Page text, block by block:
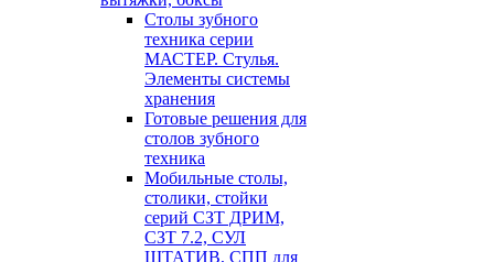
Столы зубного
техника серии
МАСТЕР. Стулья.
Элементы системы
хранения
Готовые решения для
столов зубного
техника
Мобильные столы,
столики, стойки
серий СЗТ ДРИМ,
СЗТ 7.2, СУЛ
ШТАТИВ, СПП для